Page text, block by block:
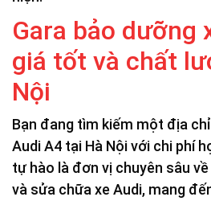
Gara bảo dưỡng
giá tốt và chất
Nội
Bạn đang tìm kiếm một địa
Audi A4 tại Hà Nội với chi phí
tự hào là đơn vị chuyên sâu
và sửa chữa xe Audi, mang